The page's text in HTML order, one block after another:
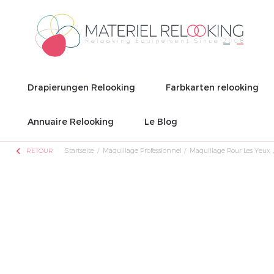
Drapierungen Relooking Farbkarten relooking
Annuaire Relooking Le Blog
chevron_left RETOUR Startseite Maquillage Professionnel Maquillage Pour Les Yeux